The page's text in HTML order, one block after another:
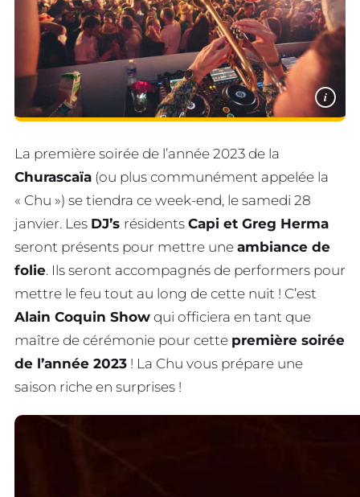
i
La première soirée de l’année 2023 de la
Churascaïa (ou plus communément appelée la
« Chu ») se tiendra ce week-end, le samedi 28
janvier. Les DJ’s résidents Capi et Greg Herma
seront présents pour mettre une ambiance de
folie. Ils seront accompagnés de performers pour
mettre le feu tout au long de cette nuit ! C’est
Alain Coquin Show qui officiera en tant que
maître de cérémonie pour cette première soirée
de l’année 2023 ! La Chu vous prépare une
saison riche en surprises !